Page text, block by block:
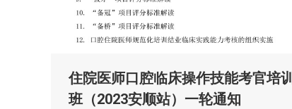
住院医师口腔临床操作技能考官培训
班（2023安顺站）一轮通知